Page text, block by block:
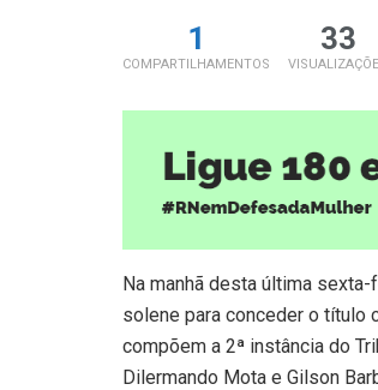
1
COMPARTILHAMENTOS
33
Na manhã desta última
solene para conceder o título
compõem a 2ª instância do
Dilermando Mota e Gilson